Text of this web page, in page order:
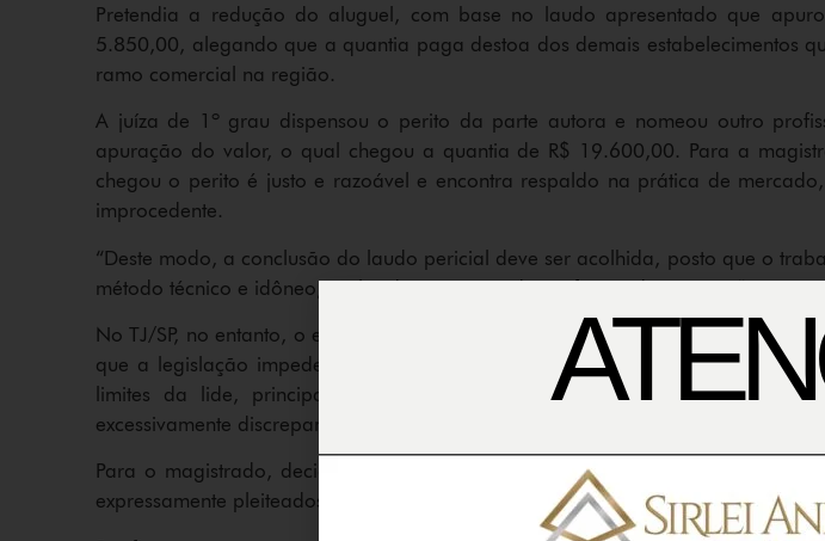
Pretendia a redução do aluguel, com base no laudo apresentado que
5.850,00, alegando que a quantia paga destoa dos demais estabelecimentos
ramo comercial na região.
A juíza de 1º grau dispensou o perito da parte autora e nomeou outro
apuração do valor, o qual chegou a quantia de R$ 19.600,00. Para a
chegou o perito é justo e razoável e encontra respaldo na prática de
improcedente.
“Deste modo, a conclusão do laudo pericial deve ser acolhida, posto que o
método técnico e idôneo, realizado por perito de confiança deste Juízo.”
No TJ/SP, no entanto, o entendimento foi diverso. Para o desembargador
que a legislação impede o acolhimento do laudo pericial se a conclusão do
limites da lide, principalmente no caso em estudo, “em que o valor
excessivamente discrepante daqueles defendidos pelo autor e pela ré”, disse.
Para o magistrado, decidir a demanda, fixando aluguel em valor
expressamente pleiteados por ambas as partes, consiste, em verdadeiro ultraje ao